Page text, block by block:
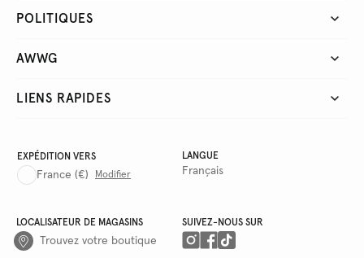
POLITIQUES
AWWG
LIENS RAPIDES
EXPÉDITION VERS
France (€) Modifier
LANGUE
Français
LOCALISATEUR DE MAGASINS
Trouvez votre boutique
SUIVEZ-NOUS SUR